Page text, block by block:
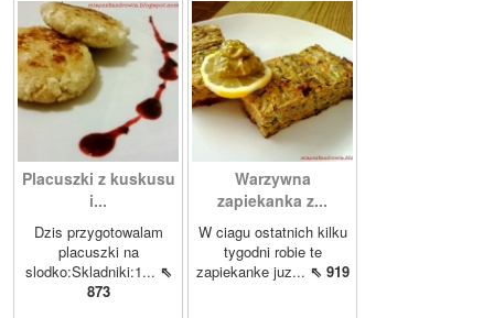
Placuszki z kuskusu
i...
Dzis przygotowalam
placuszki na
slodko:Skladniki:1... ⇖
873
Warzywna
zapiekanka z...
W ciagu ostatnich kilku
tygodni robie te
zapiekanke juz... ⇖ 919